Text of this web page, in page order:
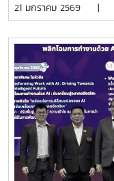
ในพิธีลงนามบันทึกข้อ
เลี้ยงโคนม ระหว่างก
แห่ง โดยได้รับเกียรติ
เสริมสหกรณ์ เป็นปร
รองอธิบดีกรมส่งเสริ
เชี่ยวชาญ รักษาการ
นายอนุรัตน์ เลื่อนลอ
เทคโนโลยีการสหกร
บริหารมหาวิทยาลัยทั้
21 มกราคม 2569 |